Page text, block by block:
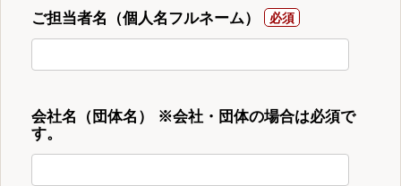
ご担当者名（個人名フルネーム）
会社名（団体名） ※会社・団体の場合は必須で
す。